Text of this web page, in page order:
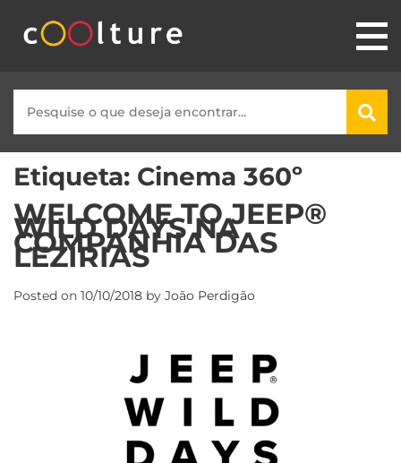
Etiqueta: Cinema 360º
WELCOME TO JEEP®
WILD DAYS NA
COMPANHIA DAS
LEZÍRIAS
Posted on 10/10/2018 by João Perdigão